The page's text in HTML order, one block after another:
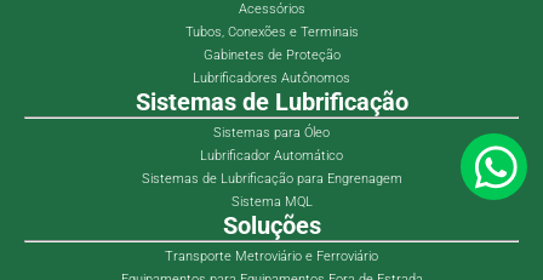
Acessórios
Tubos, Conexões e Terminais
Gabinetes de Proteção
Lubrificadores Autônomos
Sistemas de Lubrificação
Sistemas para Óleo
Lubrificador Automático
Sistemas de Lubrificação para Engrenagem
Sistema MQL
Soluções
Transporte Metroviário e Ferroviário